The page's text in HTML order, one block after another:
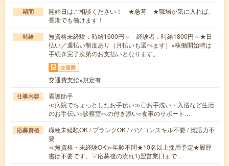
期間
開始日はご相談ください！ ★急募 ★職場が気に入れば、
長期でも働けます！
時給
無資格未経験：時給1600円～ 経験者：時給1800円～★日
払い／週払い制度あり（月払いも選べます）※稼働開始時は
手続き完了次第のお支払いとなります。
交通費
交通費支給※規定有
仕事内容
看護助手
≪病院でちょっとしたお手伝い≫〇お手洗い・入浴など生活
のお手伝い○診察室への付き添い○食事のサポート…
応募資格
職種未経験OK / ブランクOK / パソコンスキル不要 / 英語力不
要
≪無資格・未経験OK≫年齢不問★10名以上採用予定★履歴
書は不要です。▽応募後の流れ1)翌営業日まで…